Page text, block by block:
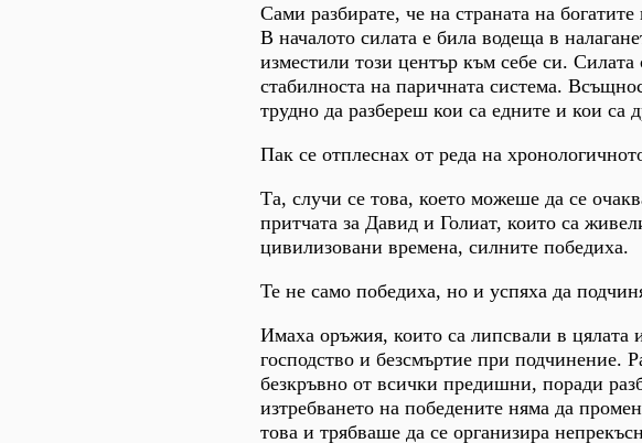
Сами разбирате, че на страната на
В началото силата е била водеща в
изместили този център към себе си.
стабилноста на паричната система.
трудно да разбереш кои са едните и кои са
Пак се отплеснах от реда на
Та, случи се това, което можеше да се
притчата за Давид и Голиат, които са
цивилизовани времена, силните победиха.
Те не само победиха, но и успяха да
Имаха оръжия, които са липсвали в
господство и безсмъртие при подчинение.
безкръвно от всички предишни, поради
изтребването на победените няма да
това и трябваше да се организира